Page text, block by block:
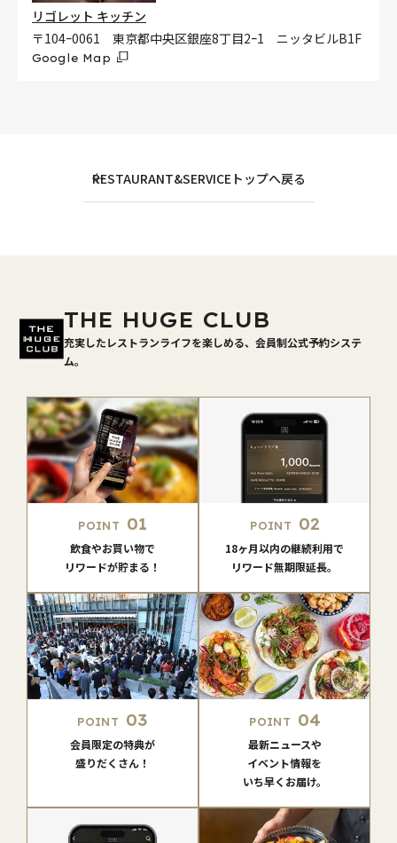
リゴレット キッチン
〒104ｰ0061 東京都中央区銀座8丁目2ｰ1 ニッタビルB1F
Google Map
RESTAURANT&SERVICEトップへ戻る
THE HUGE CLUB
充実したレストランライフを楽しめる、会員制公式予約システ
ム。
POINT 01
飲食やお買い物で
リワードが貯まる！
POINT 02
18ヶ月以内の継続利用で
リワード無期限延長。
POINT 03
会員限定の特典が
盛りだくさん！
POINT 04
最新ニュースや
イベント情報を
いち早くお届け。